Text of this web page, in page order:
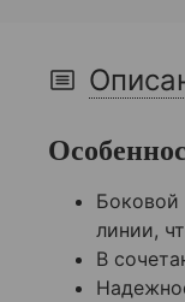
Боковой
линии,
В